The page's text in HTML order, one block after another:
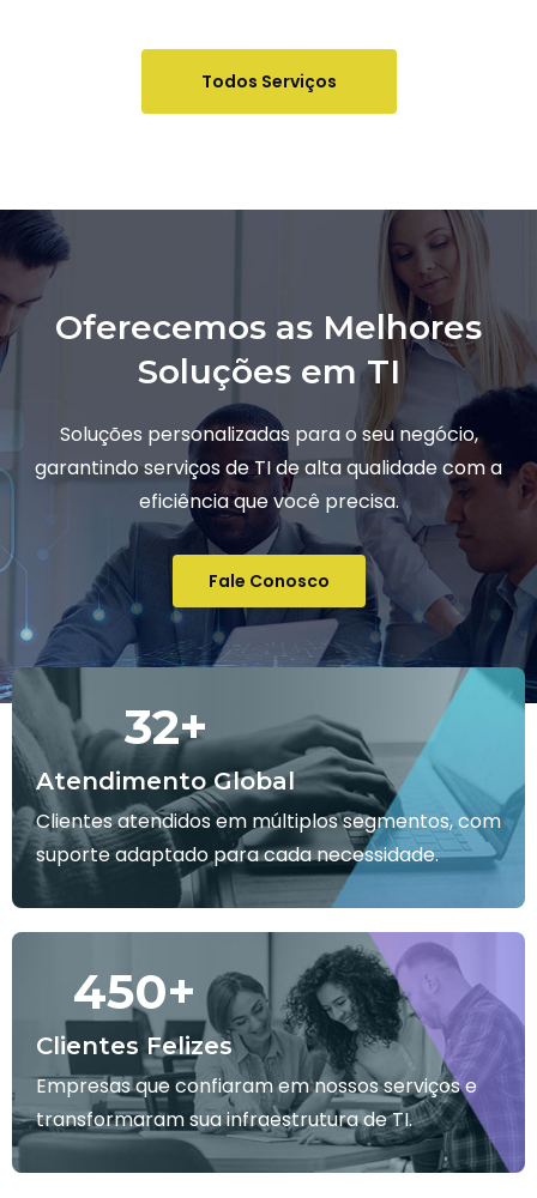
Todos Serviços
Oferecemos as Melhores
Soluções em TI
Soluções personalizadas para o seu negócio,
garantindo serviços de TI de alta qualidade com a
eficiência que você precisa.
Fale Conosco
Atendimento Global
32+
Clientes atendidos em múltiplos segmentos, com
suporte adaptado para cada necessidade.
Clientes Felizes
450+
Empresas que confiaram em nossos serviços e
transformaram sua infraestrutura de TI.